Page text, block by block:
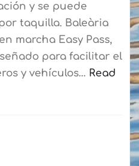
y se puede
taquilla. Baleària
marcha Easy Pass,
para facilitar el
y vehículos… Read